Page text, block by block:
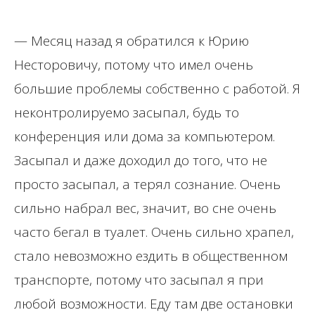
— Месяц назад я обратился к Юрию
Несторовичу, потому что имел очень
большие проблемы собственно с работой. Я
неконтролируемо засыпал, будь то
конференция или дома за компьютером.
Засыпал и даже доходил до того, что не
просто засыпал, а терял сознание. Очень
сильно набрал вес, значит, во сне очень
часто бегал в туалет. Очень сильно храпел,
стало невозможно ездить в общественном
транспорте, потому что засыпал я при
любой возможности. Еду там две остановки